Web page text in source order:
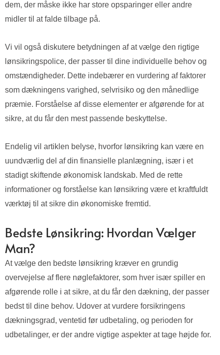
dem, der måske ikke har store opsparinger eller andre
midler til at falde tilbage på.
Vi vil også diskutere betydningen af at vælge den rigtige
lønsikringspolice, der passer til dine individuelle behov og
omstændigheder. Dette indebærer en vurdering af faktorer
som dækningens varighed, selvrisiko og den månedlige
præmie. Forståelse af disse elementer er afgørende for at
sikre, at du får den mest passende beskyttelse.
Endelig vil artiklen belyse, hvorfor lønsikring kan være en
uundværlig del af din finansielle planlægning, især i et
stadigt skiftende økonomisk landskab. Med de rette
informationer og forståelse kan lønsikring være et kraftfuldt
værktøj til at sikre din økonomiske fremtid.
Bedste Lønsikring: Hvordan Vælger
Man?
At vælge den bedste lønsikring kræver en grundig
overvejelse af flere nøglefaktorer, som hver især spiller en
afgørende rolle i at sikre, at du får den dækning, der passer
bedst til dine behov. Udover at vurdere forsikringens
dækningsgrad, ventetid før udbetaling, og perioden for
udbetalinger, er der andre vigtige aspekter at tage højde for.